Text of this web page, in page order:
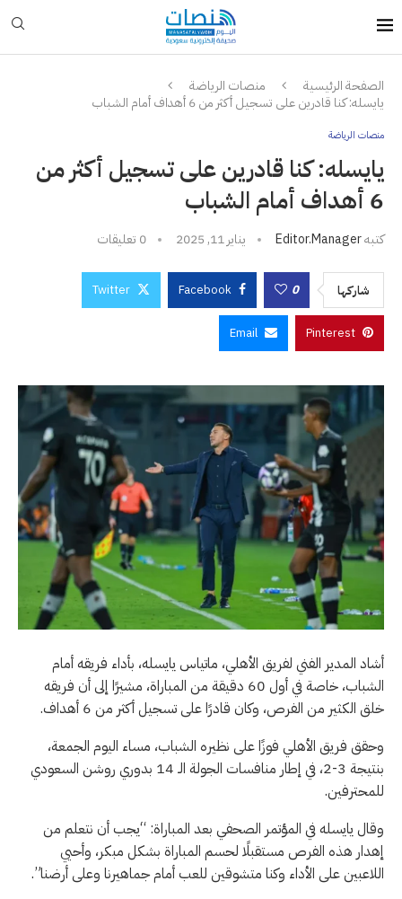
الصفحة الرئيسية
منصات الرياضة
يايسله: كنا قادرين على تسجيل أكثر من 6 أهداف أمام الشباب
منصات الرياضة
يايسله: كنا قادرين على تسجيل أكثر من
6 أهداف أمام الشباب
كتبهEditor.manager يناير 11, 2025 0 تعليقات
شاركها 0
Facebook
Twitter
Pinterest
Email
أشاد المدير الفني لفريق الأهلي، ماتياس يايسله، بأداء فريقه أمام
الشباب، خاصة في أول 60 دقيقة من المباراة، مشيرًا إلى أن فريقه
خلق الكثير من الفرص، وكان قادرًا على تسجيل أكثر من 6 أهداف.
وحقق فريق الأهلي فوزًا على نظيره الشباب، مساء اليوم الجمعة،
بنتيجة 3-2، في إطار منافسات الجولة الـ 14 بدوري روشن السعودي
للمحترفين.
وقال يايسله في المؤتمر الصحفي بعد المباراة: “يجب أن نتعلم من
إهدار هذه الفرص مستقبلًا لحسم المباراة بشكل مبكر، وأحيي
اللاعبين على الأداء وكنا متشوقين للعب أمام جماهيرنا وعلى أرضنا”.